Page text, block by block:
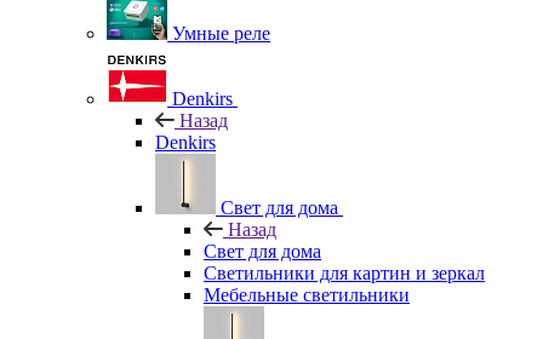
Умные реле
Denkirs
Назад
Denkirs
Свет для дома
Назад
Свет для дома
Светильники для картин и зеркал
Мебельные светильники